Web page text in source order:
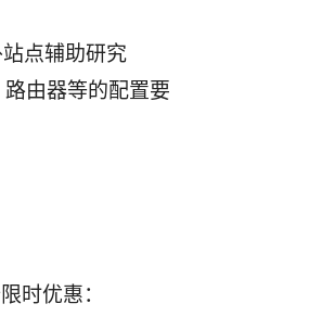
点辅助研究
由器等的配置要
时优惠：